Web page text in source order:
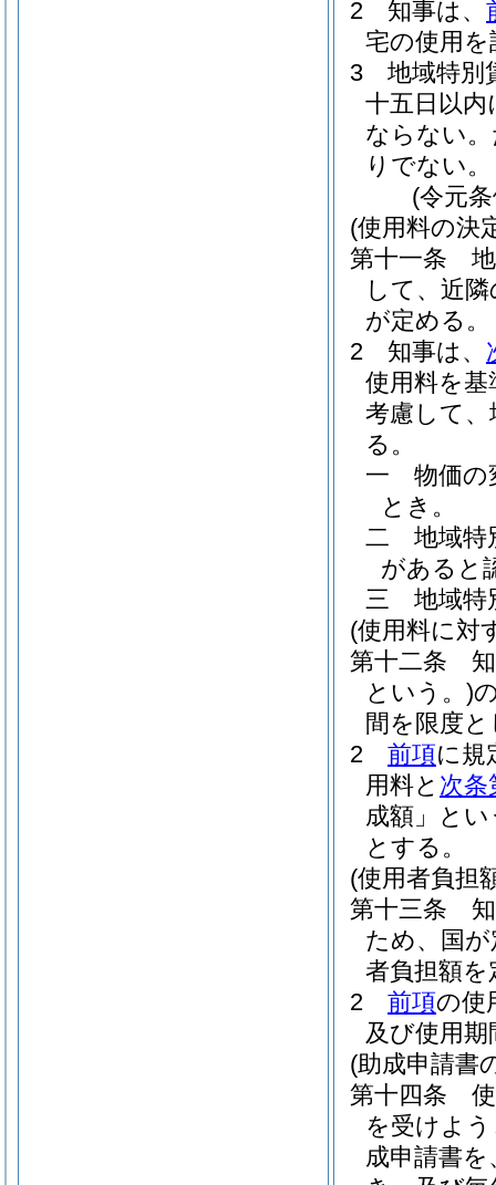
2
知事は、
宅の使用
3
地域特別
十五日以
ならない。
りでない。
(令元
(使用料の決
第十一条
して、近
が定める。
2
知事は、
使用料を
考慮して
る。
一
物価の
とき。
二
地域特
があると
三
地域特
(使用料に対
第十二条
という。)
間を限度
2
前項に規
用料と 次条
成額」とい
とする。
(使用者負担
第十三条
ため、国
者負担額
2
前項の使
及び使用
(助成申請書
第十四条
を受けよ
成申請書